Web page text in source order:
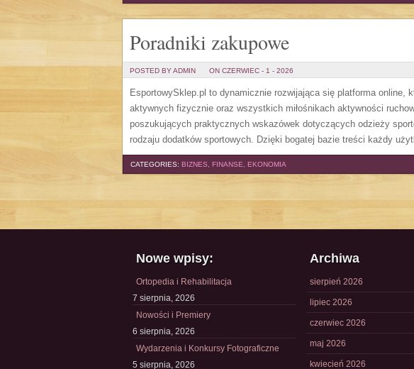
Poradniki zakupowe
POSTED BY ADMIN ON CZERWIEC - 1 - 2026
EsportowySklep.pl to dynamicznie rozwijająca się platforma online,
aktywnych fizycznie oraz wszystkich miłośnikach aktywności
poszukujących praktycznych wskazówek dotyczących odzieży
rodzaju dodatków sportowych. Dzięki bogatej bazie treści każdy
CATEGORIES: BIZNES, FINANSE, EKONOMIA
Nowe wpisy:
Ortopedia i Rehabilitacja
7 sierpnia, 2026
Nowości i Premiery
6 sierpnia, 2026
Wydarzenia i Konkursy Fotograficzne
5 sierpnia, 2026
Archiwa
sierpień 2026
lipiec 2026
czerwiec 2026
maj 2026
kwiecień 2026